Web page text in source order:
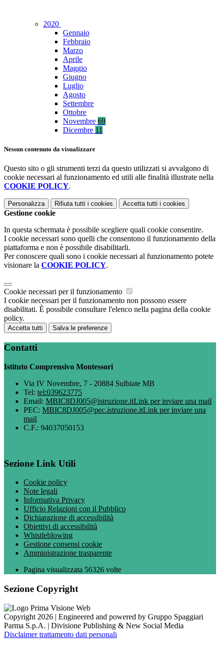
2020
Gennaio
Febbraio
Marzo
Aprile
Maggio
Giugno
Luglio
Agosto
Settembre
Ottobre
Novembre 69
Dicembre 11
Nessun contenuto da visualizzare
Questo sito o gli strumenti terzi da questo utilizzati si avvalgono di
cookie necessari al funzionamento ed utili alle finalità illustrate nella
COOKIE POLICY.
Personalizza Rifiuta tutti i cookies Accetta tutti i cookies
Gestione cookie
In questa schermata è possibile scegliere quali cookie consentire.
I cookie necessari sono quelli che consentono il funzionamento della
piattaforma e non è possibile disabilitarli.
Per conoscere quali sono i cookie necessari al funzionamento potete
visionare la COOKIE POLICY.
Cookie necessari per il funzionamento
I cookie necessari per il funzionamento non possono essere
disabilitati. È possibile consultare l'elenco nella pagina della cookie
policy.
Accetta tutti Salva le preferenze
Contatti
Istituto Comprensivo Montessori
Via IV Novembre, 7 - 20884 Sulbiate MB
Tel: tel:039623775
Email: MBIC8DJ005@istruzione.itLink per inviare una mail
PEC: MBIC8DJ005@pec.istruzione.itLink per inviare una
mail
C.F.: 94037050153
Sezione Link Utili
Cookie policy
Note legali
Informativa Privacy
Ufficio Relazioni con il Pubblico
Dichiarazione di accessibilità
Obiettivi di accessibilità
Whistleblowing
Gestione consensi cookie
Amministrazione trasparente
Pagina visualizzata 56326 volte
Sezione Copyright
Copyright 2026 | Engineered and powered by Gruppo Spaggiari
Parma S.p.A. | Divisione Publishing & New Social Media
Disclaimer trattamento dati personali